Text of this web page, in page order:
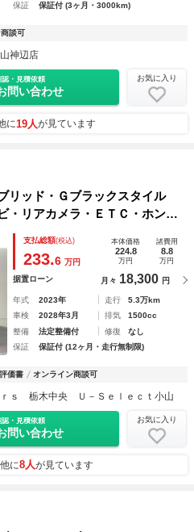
保証
保証付 (3ヶ月・3000km)
談可
神辺店
認・見積依頼
問い合わせ
お気に入り
に19人が見ています
リッド・Ｇブラックスタイル
・リアカメラ・ＥＴＣ・ホンダ
ナー・ＶＳＡ・ＳＲＳエアバッ
スライドドア・ＬＥＤヘッドラ
支払総額(税込)
233.6 万円
本体価格
224.8
万円
諸費用
8.8
万円
据置ローン 月々 18,300 円
年式 2023年 走行
5.3万km
車検
2028年3月 排気
1500cc
整備
法定整備付 修復
なし
保証
保証付 (12ヶ月・走行無制限)
価書 オンライン商談可
ｓ 栃木中央 Ｕ－Ｓｅｌｅｃｔ小山
認・見積依頼
問い合わせ
お気に入り
に8人が見ています